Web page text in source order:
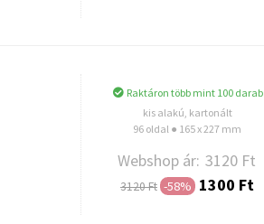
Raktáron több mint 100 darab
kis alakú, kartonált
96 oldal ● 165 x 227 mm
Webshop ár: 3120 Ft
3120 Ft -58% 1300 Ft